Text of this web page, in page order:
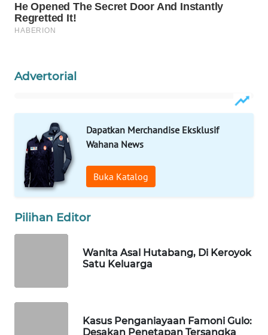
Advertorial
Dapatkan Merchandise Eksklusif
Wahana News
Buka Katalog
Pilihan Editor
Wanita Asal Hutabang, Di Keroyok
Satu Keluarga
Kasus Penganiayaan Famoni Gulo:
Desakan Penetapan Tersangka
WAHANA
WAHANA
OTOMOTIF
WAHANA
HEALTH
WAHANA
DESA
WISATA
LAPAK
KONSUMEN